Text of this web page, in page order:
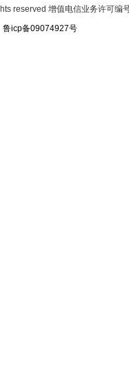
reserved 增值电信业务许可编
鲁icp备09074927号